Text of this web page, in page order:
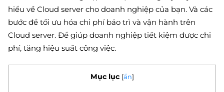
hiểu về Cloud server cho doanh nghiệp của bạn. Và các
bước để tối ưu hóa chi phí bảo trì và vận hành trên
Cloud server. Để giúp doanh nghiệp tiết kiệm được chi
phí, tăng hiệu suất công việc.
Mục lục [ẩn]